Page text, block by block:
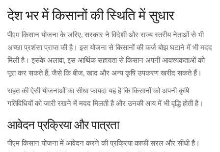
देश भर में किसानों की स्थिति में सुधार
पीएम किसान योजना के जरिए, सरकार ने विदेशी और राज्य स्तरीय नेताओं से भी
अच्छा प्रशंसा प्राप्त की है। इस योजना से किसानों की कर्ज बोझ घटाने में भी मदद
मिली है। इसके अलावा, इस आर्थिक सहायता से किसान अपनी आवश्यकताओं को
पूरा कर सकते हैं, जैसे कि बीज, खाद और अन्य कृषि उपकरण खरीद सकते हैं।
राहत की ऐसी योजनाओं का सीधा फायदा यह है कि किसानों को अपनी कृषि
गतिविधियों को जारी रखने में मदद मिलती है और उनकी आय में भी वृद्धि होती है।
आवेदन प्रक्रिया और पात्रता
पीएम किसान योजना में आवेदन करने की प्रक्रिया काफी सरल और सीधी है।